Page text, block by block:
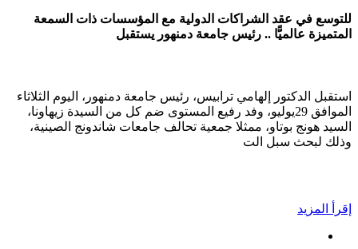
للتوسع في عقد الشراكات الدولية مع المؤسسات ذات السمعة
المتميزة عالميًّا .. رئيس جامعة دمنهور يستقبل
استقبل الدكتور إلهامي ترابيس، رئيس جامعة دمنهور، اليوم الثلاثاء
الموافق 29يوليو، وفد رفيع المستوى ضم كل من السيدة زيهاونا،
السيد هونج بوتاو، ممثلا جمعية تحالف جامعات شاندونج الصينية،
وذلك لبحث سبل الت
إقرأ المزيد